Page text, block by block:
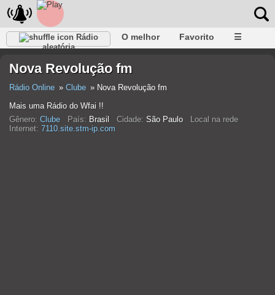
Rádio
aleatória
O melhor Favorito ☰
Nova Revolução fm
Rádio Online Clube
Nova Revolução fm
Mais uma Rádio do Wfai !!
Gênero: Clube País: Brasil Cidade: São Paulo
Local na rede
Internet: 7110.site.stm-ip.com